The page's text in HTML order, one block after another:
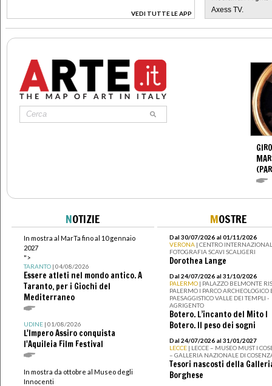
VEDI TUTTE LE APP
>
Axess TV.
NOTIZIE
In mostra al MarTa fino al 10 gennaio
2027
">
TARANTO| 04/08/2026
Essere atleti nel mondo antico. A
Taranto, per i Giochi del
Mediterraneo
UDINE| 01/08/2026
L'Impero Assiro conquista
l'Aquileia Film Festival
In mostra da ottobre al Museo degli
Innocenti
MOSTRE
Dal 30/07/2026 al 01/11/2026
VERONA | CENTRO
FOTOGRAFIA SCAVI SCALIGERI
Dorothea Lange
Dal 24/07/2026 al 31/10/2026
PALERMO | PALAZZO BELMONTE
PALERMO I PARCO ARCHEOLOGICO
PAESAGGISTICO VALLE DEI TEMPLI -
AGRIGENTO
Botero. L’incanto del Mito I
Botero. Il peso dei sogni
Dal 24/07/2026 al 31/01/2027
LECCE | LECCE – MUSEO MUST I
– GALLERIA NAZIONALE DI
Tesori nascosti della
Borghese